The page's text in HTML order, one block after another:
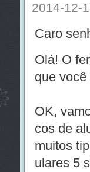
2014-12-
Caro
Olá! O
que
OK,
cos de
muitos
ulares 5